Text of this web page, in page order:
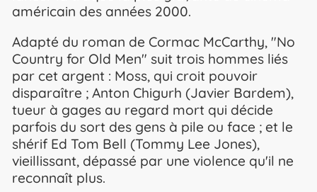
américain des années 2000.
Adapté du roman de Cormac McCarthy, "No
Country for Old Men" suit trois hommes liés
par cet argent : Moss, qui croit pouvoir
disparaître ; Anton Chigurh (Javier Bardem),
tueur à gages au regard mort qui décide
parfois du sort des gens à pile ou face ; et le
shérif Ed Tom Bell (Tommy Lee Jones),
vieillissant, dépassé par une violence qu'il ne
reconnaît plus.